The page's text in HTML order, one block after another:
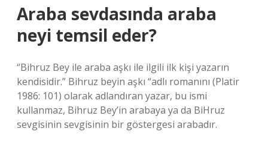
Araba sevdasında araba
neyi temsil eder?
“Bihruz Bey ile araba aşkı ile ilgili ilk kişi yazarın
kendisidir.” Bihruz beyin aşkı “adlı romanını (Platir
1986: 101) olarak adlandıran yazar, bu ismi
kullanmaz, Bihruz Bey’in arabaya ya da BiHruz
sevgisinin sevgisinin bir göstergesi arabadır.